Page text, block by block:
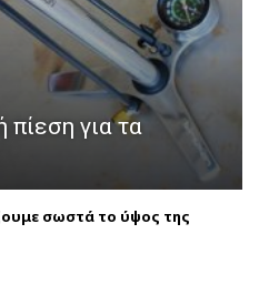
πίεση για τα
σωστά το ύψος της